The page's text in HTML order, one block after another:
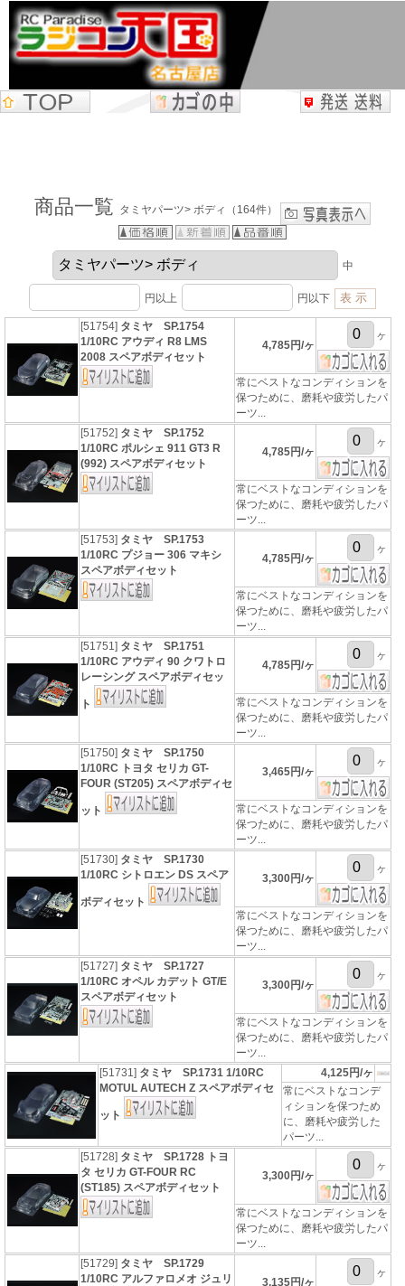
商品一覧 タミヤパーツ> ボディ（164件）
中
円以上 円以下
[51754] タミヤ SP.1754
1/10RC アウディ R8 LMS
2008 スペアボディセット
4,785円/ヶ
ヶ
常にベストなコンディションを
保つために、磨耗や疲労したパ
ーツ...
[51752] タミヤ SP.1752
1/10RC ポルシェ 911 GT3 R
(992) スペアボディセット
4,785円/ヶ
ヶ
常にベストなコンディションを
保つために、磨耗や疲労したパ
ーツ...
[51753] タミヤ SP.1753
1/10RC プジョー 306 マキシ
スペアボディセット
4,785円/ヶ
ヶ
常にベストなコンディションを
保つために、磨耗や疲労したパ
ーツ...
[51751] タミヤ SP.1751
1/10RC アウディ 90 クワトロ
レーシング スペアボディセッ
ト
4,785円/ヶ
ヶ
常にベストなコンディションを
保つために、磨耗や疲労したパ
ーツ...
[51750] タミヤ SP.1750
1/10RC トヨタ セリカ GT-
FOUR (ST205) スペアボディセ
ット
3,465円/ヶ
ヶ
常にベストなコンディションを
保つために、磨耗や疲労したパ
ーツ...
[51730] タミヤ SP.1730
1/10RC シトロエン DS スペア
ボディセット
3,300円/ヶ
ヶ
常にベストなコンディションを
保つために、磨耗や疲労したパ
ーツ...
[51727] タミヤ SP.1727
1/10RC オペル カデット GT/E
スペアボディセット
3,300円/ヶ
ヶ
常にベストなコンディションを
保つために、磨耗や疲労したパ
ーツ...
[51731] タミヤ SP.1731 1/10RC
MOTUL AUTECH Z スペアボディセ
ット
4,125円/ヶ
常にベストなコンデ
ィションを保つため
に、磨耗や疲労した
パーツ...
[51728] タミヤ SP.1728 トヨ
タ セリカ GT-FOUR RC
(ST185) スペアボディセット
3,300円/ヶ
ヶ
常にベストなコンディションを
保つために、磨耗や疲労したパ
ーツ...
[51729] タミヤ SP.1729
1/10RC アルファロメオ ジュリ
3,135円/ヶ
ヶ